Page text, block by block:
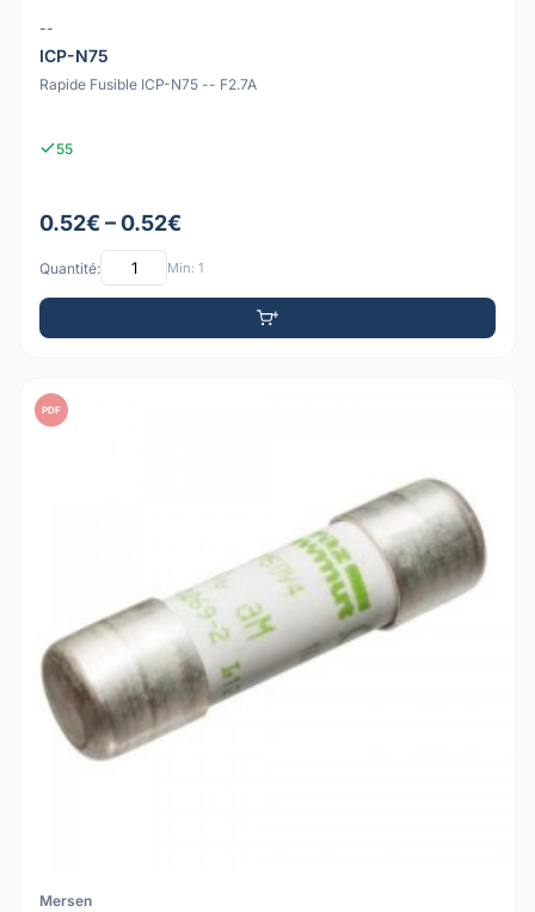
--
ICP-N75
Rapide Fusible ICP-N75 -- F2.7A
55
0.52€ – 0.52€
Quantité: Min: 1
PDF
Mersen